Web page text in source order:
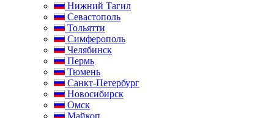
Нижний Тагил
Севастополь
Тольятти
Симферополь
Челябинск
Пермь
Тюмень
Санкт-Петербург
Новосибирск
Омск
Майкоп